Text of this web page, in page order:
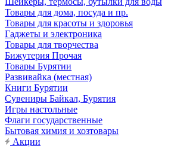
Товары для дома, посуда и пр.
Товары для красоты и здоровья
Гаджеты и электроника
Товары для творчества
Бижутерия Прочая
Товары Бурятии
Развивайка (местная)
Книги Бурятии
Сувениры Байкал, Бурятия
Игры настольные
Флаги государственные
Бытовая химия и хозтовары
Акции